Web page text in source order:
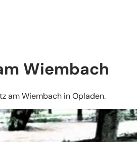
Wiembach
am Wiembach in Opladen.